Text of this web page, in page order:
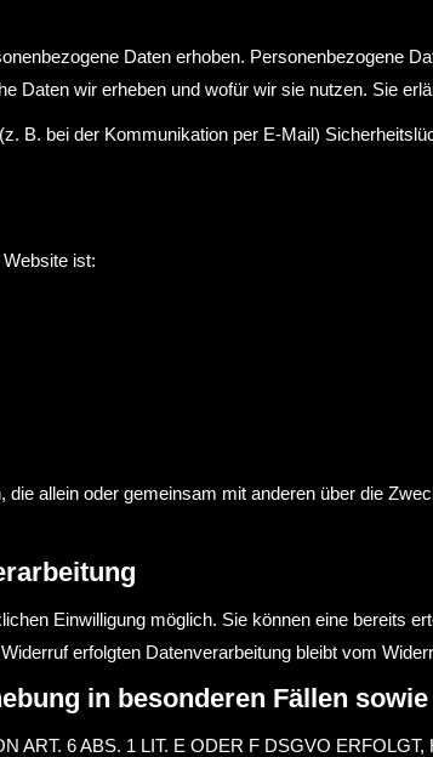
Daten erhoben. Personenbezogene
Daten wir erheben und wofür wir sie nutzen. Sie
B. bei der Kommunikation per E-Mail)
ist:
allein oder gemeinsam mit anderen über die
Einwilligung möglich. Sie können eine bereits
erfolgten Datenverarbeitung bleibt vom
in besonderen Fällen
ART. 6 ABS. 1 LIT. E ODER F DSGVO